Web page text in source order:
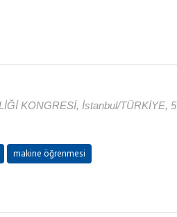
KONGRESİ, İstanbul/TÜRKİYE, 5
makine öğrenmesi